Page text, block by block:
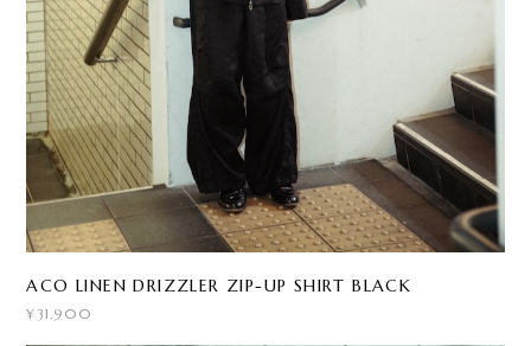
ACO LINEN DRIZZLER ZIP-UP SHIRT BLACK
¥31,900